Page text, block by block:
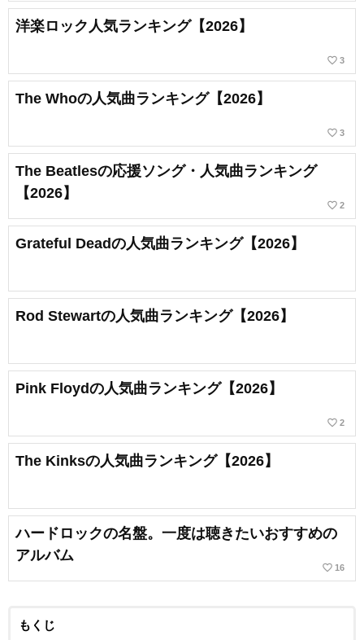
洋楽ロック人気ランキング【2026】
favorite_border 3
The Whoの人気曲ランキング【2026】
favorite_border 3
The Beatlesの応援ソング・人気曲ランキング
【2026】
favorite_border 2
Grateful Deadの人気曲ランキング【2026】
Rod Stewartの人気曲ランキング【2026】
Pink Floydの人気曲ランキング【2026】
favorite_border 2
The Kinksの人気曲ランキング【2026】
ハードロックの名盤。一度は聴きたいおすすめの
アルバム
favorite_border 16
もくじ